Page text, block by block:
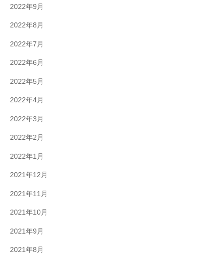
2022年9月
2022年8月
2022年7月
2022年6月
2022年5月
2022年4月
2022年3月
2022年2月
2022年1月
2021年12月
2021年11月
2021年10月
2021年9月
2021年8月